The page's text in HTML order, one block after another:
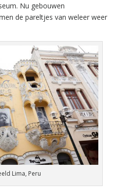
Nu gebouwen
de pareltjes van weleer weer
Lima, Peru